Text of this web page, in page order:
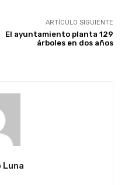
ARTÍCULO SIGUIENTE
El ayuntamiento planta 129
árboles en dos años
Luna